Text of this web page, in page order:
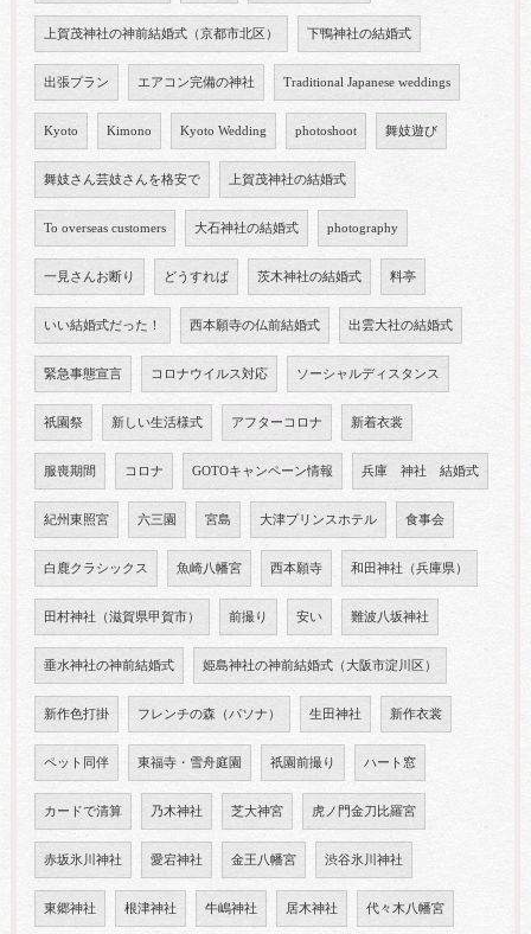
上賀茂神社の神前結婚式（京都市北区） 下鴨神社の結婚式
出張プラン エアコン完備の神社 Traditional Japanese weddings
Kyoto Kimono Kyoto Wedding photoshoot 舞妓遊び
舞妓さん芸妓さんを格安で 上賀茂神社の結婚式
To overseas customers 大石神社の結婚式 photography
一見さんお断り どうすれば 茨木神社の結婚式 料亭
いい結婚式だった！ 西本願寺の仏前結婚式 出雲大社の結婚式
緊急事態宣言 コロナウイルス対応 ソーシャルディスタンス
祇園祭 新しい生活様式 アフターコロナ 新着衣裳
服喪期間 コロナ GOTOキャンペーン情報 兵庫 神社 結婚式
紀州東照宮 六三園 宮島 大津プリンスホテル 食事会
白鹿クラシックス 魚崎八幡宮 西本願寺 和田神社（兵庫県）
田村神社（滋賀県甲賀市） 前撮り 安い 難波八坂神社
垂水神社の神前結婚式 姫島神社の神前結婚式（大阪市淀川区）
新作色打掛 フレンチの森（パソナ） 生田神社 新作衣裳
ペット同伴 東福寺・雪舟庭園 祇園前撮り ハート窓
カードで清算 乃木神社 芝大神宮 虎ノ門金刀比羅宮
赤坂氷川神社 愛宕神社 金王八幡宮 渋谷氷川神社
東郷神社 根津神社 牛嶋神社 居木神社 代々木八幡宮